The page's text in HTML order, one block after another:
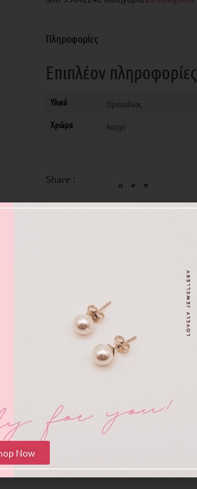
Πληροφορίες
Επιπλέον πληροφορίες
Υλικό
Ορείχαλκος
Χρώμα
Ασημί
Share :
σκουλαρίκι με πλεκτή
σκουλαρίκια σε χρυσό χρώμα.
σχεδιασμός σε σκουλαρίκια.
δύο κρίκοι, ένας λείος
γυαλιστερός κι...
Now